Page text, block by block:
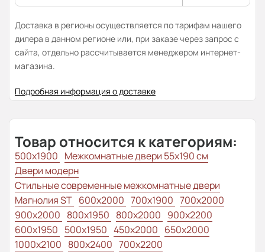
Доставка в регионы осуществляется по тарифам нашего
дилера в данном регионе или, при заказе через запрос с
сайта, отдельно рассчитывается менеджером интернет-
магазина.
Подробная информация о доставке
Товар относится к категориям:
500x1900 Межкомнатные двери 55х190 см
Двери модерн
Стильные современные межкомнатные двери
Магнолия ST 600x2000 700x1900 700x2000
900x2000 800х1950 800x2000 900x2200
600x1950 500x1950 450x2000 650x2000
1000x2100 800x2400 700x2200